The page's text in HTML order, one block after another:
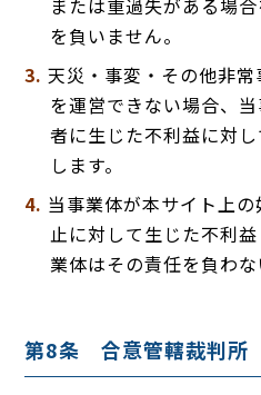
または重過失がある場
を負いません。
天災・事変・その他非
を運営できない場合、
者に生じた不利益に対
します。
当事業体が本サイト上
止に対して生じた不利
業体はその責任を負わな
第8条 合意管轄裁判所